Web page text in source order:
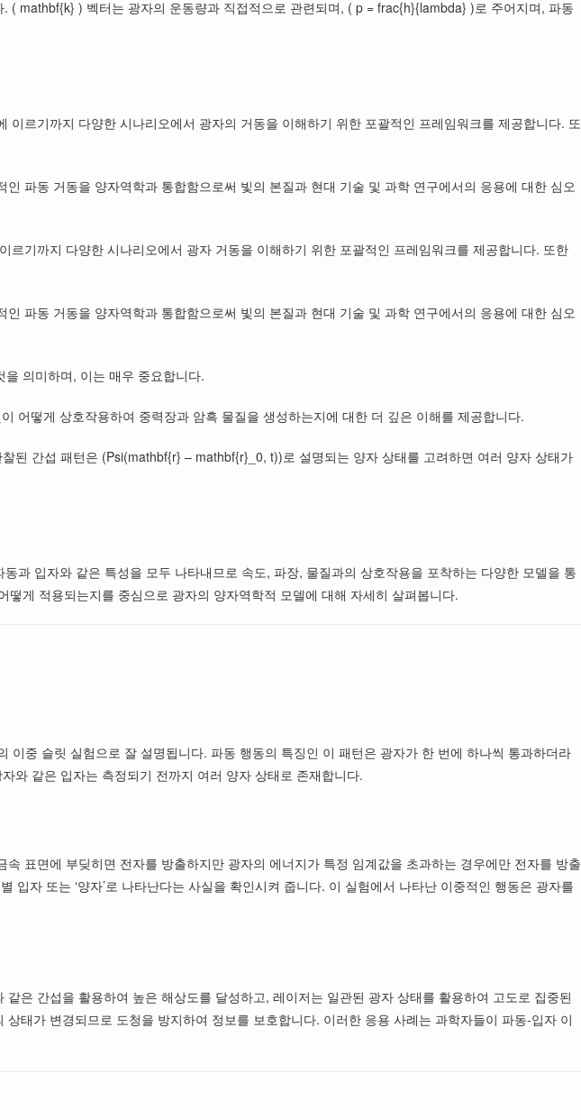
mathbf{k} ) 벡터는 광자의 운동량과 직접적으로 관련되며, ( p = frac{h}{lambda} )로 주어지며, 파동
르기까지 다양한 시나리오에서 광자의 거동을 이해하기 위한 포괄적인 프레임워크를 제공합니다. 또
파동 거동을 양자역학과 통합함으로써 빛의 본질과 현대 기술 및 과학 연구에서의 응용에 대한 심오
기까지 다양한 시나리오에서 광자 거동을 이해하기 위한 포괄적인 프레임워크를 제공합니다. 또한
파동 거동을 양자역학과 통합함으로써 빛의 본질과 현대 기술 및 과학 연구에서의 응용에 대한 심오
의미하며, 이는 매우 중요합니다.
어떻게 상호작용하여 중력장과 암흑 물질을 생성하는지에 대한 더 깊은 이해를 제공합니다.
된 간섭 패턴은 (Psi(mathbf{r} – mathbf{r}_0, t))로 설명되는 양자 상태를 고려하면 여러 양자 상태가
과 입자와 같은 특성을 모두 나타내므로 속도, 파장, 물질과의 상호작용을 포착하는 다양한 모델을 통
게 적용되는지를 중심으로 광자의 양자역학적 모델에 대해 자세히 살펴봅니다.
중 슬릿 실험으로 잘 설명됩니다. 파동 행동의 특징인 이 패턴은 광자가 한 번에 하나씩 통과하더라
와 같은 입자는 측정되기 전까지 여러 양자 상태로 존재합니다.
표면에 부딪히면 전자를 방출하지만 광자의 에너지가 특정 임계값을 초과하는 경우에만 전자를 방출
자 또는 ‘양자’로 나타난다는 사실을 확인시켜 줍니다. 이 실험에서 나타난 이중적인 행동은 광자를
은 간섭을 활용하여 높은 해상도를 달성하고, 레이저는 일관된 광자 상태를 활용하여 고도로 집중된
태가 변경되므로 도청을 방지하여 정보를 보호합니다. 이러한 응용 사례는 과학자들이 파동-입자 이